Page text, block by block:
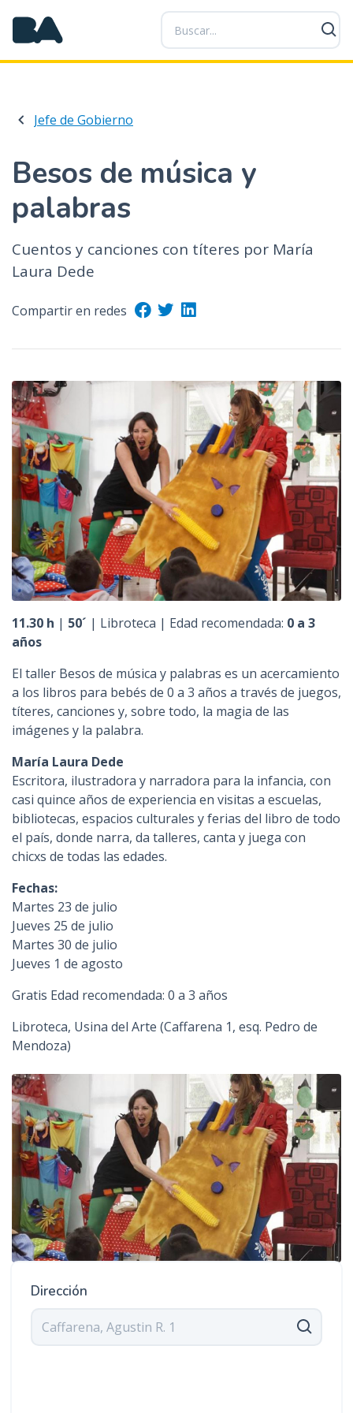
P
a
s
a
o
n
i
p
i
c
l
Jefe de Gobierno
Besos de música y
palabras
Cuentos y canciones con títeres por María
Laura Dede
Compartir en redes
11.30 h | 50´ | Libroteca | Edad recomendada: 0 a 3
años
El taller Besos de música y palabras es un acercamiento
a los libros para bebés de 0 a 3 años a través de juegos,
títeres, canciones y, sobre todo, la magia de las
imágenes y la palabra.
María Laura Dede
Escritora, ilustradora y narradora para la infancia, con
casi quince años de experiencia en visitas a escuelas,
bibliotecas, espacios culturales y ferias del libro de todo
el país, donde narra, da talleres, canta y juega con
chicxs de todas las edades.
Fechas:
Martes 23 de julio
Jueves 25 de julio
Martes 30 de julio
Jueves 1 de agosto
Gratis Edad recomendada: 0 a 3 años
Libroteca, Usina del Arte (Caffarena 1, esq. Pedro de
Mendoza)
Dirección